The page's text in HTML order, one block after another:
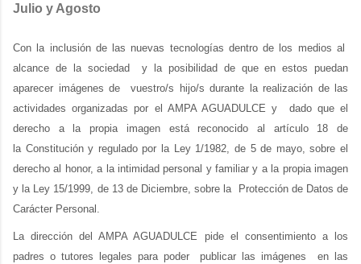
Julio y Agosto
Con la inclusión de las nuevas tecnologías dentro de los medios al
alcance de la sociedad y la posibilidad de que en estos puedan
aparecer imágenes de vuestro/s hijo/s durante la realización de las
actividades organizadas por el AMPA AGUADULCE y dado que el
derecho a la propia imagen está reconocido al artículo 18 de
la Constitución y regulado por la Ley 1/1982, de 5 de mayo, sobre el
derecho al honor, a la intimidad personal y familiar y a la propia imagen
y la Ley 15/1999, de 13 de Diciembre, sobre la Protección de Datos de
Carácter Personal.
La dirección del AMPA AGUADULCE pide el consentimiento a los
padres o tutores legales para poder publicar las imágenes en las